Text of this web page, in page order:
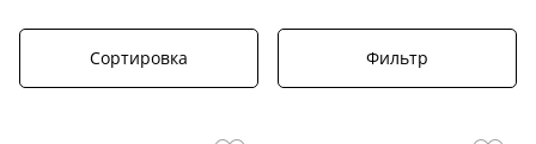
Сортировка Фильтр